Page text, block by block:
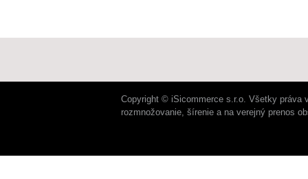
Copyright © iSicommerce s.r.o. Všetky práva
rozmnožovanie, šírenie a na verejný prenos